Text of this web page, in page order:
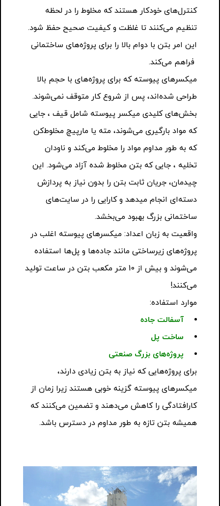
کنترل‌های خودکار هستند که مخلوط را در لحظه
تنظیم می‌کنند تا غلظت و کیفیت صحیح حفظ شود.
این امر بتن با دوام بالا را برای پروژه‌های ساختمانی
فراهم می‌کند.
میکسرهای پیوسته که برای پروژه‌های با حجم بالا
طراحی شده‌اند، پس از شروع کار متوقف نمی‌شوند.
بخش‌های کلیدی میکسر پیوسته شامل قیف ، جایی
که مواد بارگیری می‌شوند، مته یا مارپیچ مخلوط‌کن
که به طور مداوم مواد را مخلوط می‌کند و ناودان
تخلیه ، جایی که بتن مخلوط شده آزاد می‌شود. این
چیدمان، جریان ثابت بتن را بدون نیاز به پردازش
دسته‌ای انجام میدهد و کارایی را در سایت‌های
ساختمانی بزرگ بهبود می‌بخشد.
واقعیت به زبان اعداد: میکسرهای پیوسته اغلب در
پروژه‌های زیرساختی مانند جاده‌ها و پل‌ها استفاده
می‌شوند و بیش از 10 متر مکعب بتن در ساعت تولید
می‌کنند!
موارد استفاده:
آسفالت جاده
ساخت پل
پروژه‌های بزرگ صنعتی
برای پروژه‌هایی که نیاز به بتن زیادی دارند،
میکسرهای پیوسته گزینه خوبی هستند زیرا زمان از
کارافتادگی را کاهش می‌دهند و تضمین می‌کنند که
همیشه بتن تازه به طور مداوم در دسترس باشد.